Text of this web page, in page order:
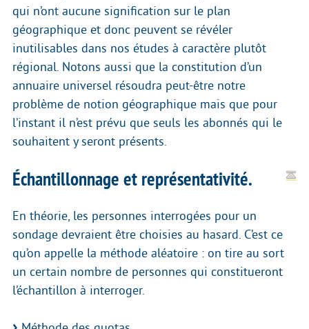
qui n’ont aucune signification sur le plan
géographique et donc peuvent se révéler
inutilisables dans nos études à caractère plutôt
régional. Notons aussi que la constitution d’un
annuaire universel résoudra peut-être notre
problème de notion géographique mais que pour
l’instant il n’est prévu que seuls les abonnés qui le
souhaitent y seront présents.
Échantillonnage et représentativité.
En théorie, les personnes interrogées pour un
sondage devraient être choisies au hasard. C’est ce
qu’on appelle la méthode aléatoire : on tire au sort
un certain nombre de personnes qui constitueront
l’échantillon à interroger.